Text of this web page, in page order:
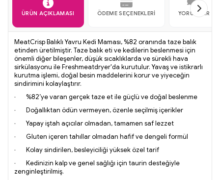
ÜRÜN AÇIKLAMASI ÖDEME SEÇENEKLERI YORUMLAR
MeatCrisp Balıklı Yavru Kedi Maması, %82 oranında taze balık
etinden üretilmiştir. Taze balık eti ve kedilerin beslenmesi için
önemli diğer bileşenler, düşük sıcaklıklarda ve sürekli hava
sirkülasyonu ile Freshmeatdryer'da kurutulur. Yavaş ve istikrarlı
kurutma işlemi, doğal besin maddelerini korur ve yiyeceğin
sindirimini kolaylaştırır.
· %82’ye varan gerçek taze et ile güçlü ve doğal beslenme
· Doğallıktan ödün vermeyen, özenle seçilmiş içerikler
· Yapay iştah açıcılar olmadan, tamamen saf lezzet
· Gluten içeren tahıllar olmadan hafif ve dengeli formül
· Kolay sindirilen, besleyiciliği yüksek özel tarif
· Kedinizin kalp ve genel sağlığı için taurin desteğiyle
zenginleştirilmiş.